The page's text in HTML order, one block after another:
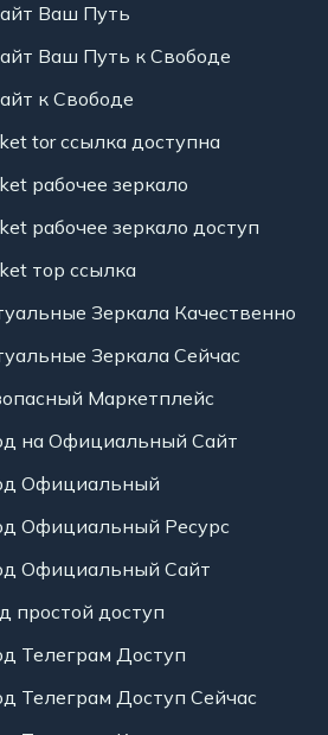
Ваш Путь
Ваш Путь к Свободе
к Свободе
tor ссылка доступна
рабочее зеркало
рабочее зеркало доступ
тор ссылка
Зеркала Качественно
Зеркала Сейчас
Маркетплейс
на Официальный Сайт
Официальный
Официальный Ресурс
Официальный Сайт
простой доступ
Телеграм Доступ
Телеграм Доступ Сейчас